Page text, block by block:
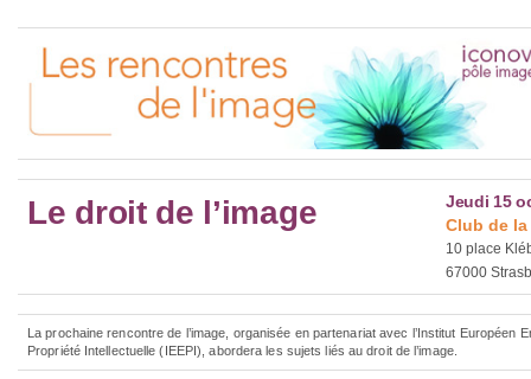
Le droit de l’image
Jeudi 15
Club de
10 place
67000
La prochaine rencontre de l’image, organisée en partenariat avec l’Institut Européen
Propriété Intellectuelle (IEEPI), abordera les sujets liés au droit de l’image.